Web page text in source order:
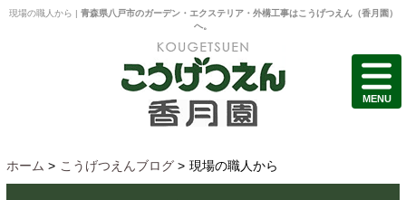
現場の職人から | 青森県八戸市のガーデン・エクステリア・外構工事はこうげつえん（香月園）
へ。
ホーム > こうげつえんブログ > 現場の職人から
MENU